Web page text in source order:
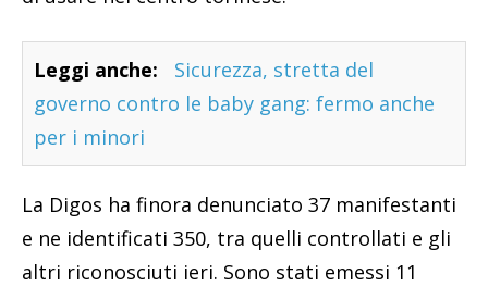
Leggi anche:
Sicurezza, stretta del
governo contro le baby gang: fermo anche
per i minori
La Digos ha finora denunciato 37 manifestanti
e ne identificati 350, tra quelli controllati e gli
altri riconosciuti ieri. Sono stati emessi 11